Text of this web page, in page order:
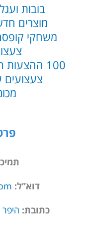
בובות
מוצרים
משחקי
100 ההצעות הנבחרות
דוא”ל:
כתובת: היפר